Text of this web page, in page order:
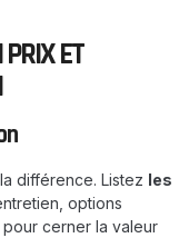
ET
différence. Listez les
options
pour cerner la valeur